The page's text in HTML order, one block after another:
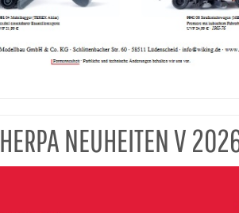
HERPA NEUHEITEN V